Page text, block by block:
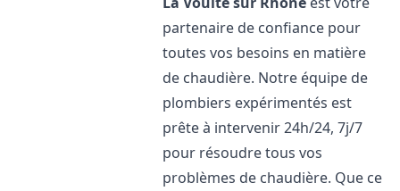
partenaire de confiance pour
toutes vos besoins en matière
de chaudière. Notre équipe de
plombiers expérimentés est
prête à intervenir 24h/24, 7j/7
pour résoudre tous vos
problèmes de chaudière. Que ce